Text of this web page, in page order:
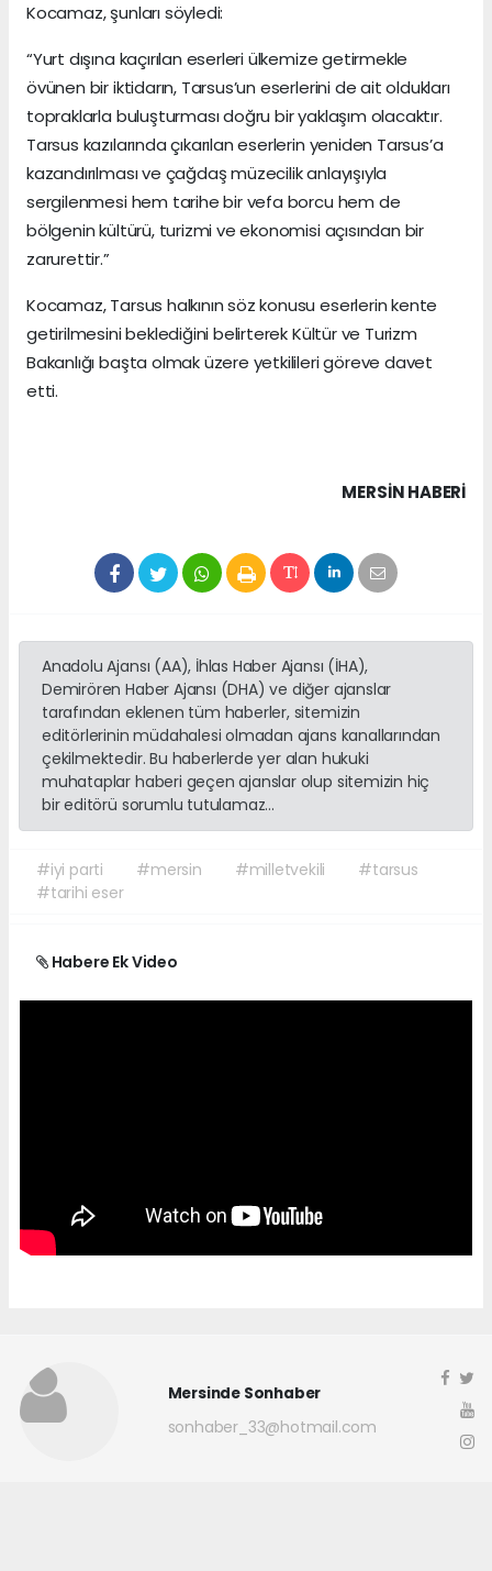
Kocamaz, şunları söyledi:
“Yurt dışına kaçırılan eserleri ülkemize getirmekle
övünen bir iktidarın, Tarsus’un eserlerini de ait oldukları
topraklarla buluşturması doğru bir yaklaşım olacaktır.
Tarsus kazılarında çıkarılan eserlerin yeniden Tarsus’a
kazandırılması ve çağdaş müzecilik anlayışıyla
sergilenmesi hem tarihe bir vefa borcu hem de
bölgenin kültürü, turizmi ve ekonomisi açısından bir
zarurettir.”
Kocamaz, Tarsus halkının söz konusu eserlerin kente
getirilmesini beklediğini belirterek Kültür ve Turizm
Bakanlığı başta olmak üzere yetkilileri göreve davet
etti.
MERSIN HABERİ
Anadolu Ajansı (AA), İhlas Haber Ajansı (İHA),
Demirören Haber Ajansı (DHA) ve diğer ajanslar
tarafından eklenen tüm haberler, sitemizin
editörlerinin müdahalesi olmadan ajans kanallarından
çekilmektedir. Bu haberlerde yer alan hukuki
muhataplar haberi geçen ajanslar olup sitemizin hiç
bir editörü sorumlu tutulamaz...
#iyi parti #mersin #milletvekili
#tarsus
#tarihi eser
Habere Ek Video
Mersinde Sonhaber
sonhaber_33@hotmail.com